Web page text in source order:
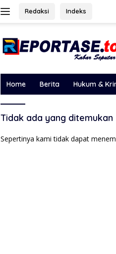
Redaksi Indeks
Home Berita Hukum &
Tidak ada yang ditemukan
Sepertinya kami tidak dapat